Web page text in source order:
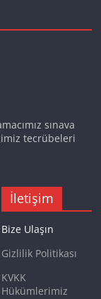
sınava
tecrübeleri
İletişim
Bize Ulaşın
Gizlilik Politikası
KVKK
Hükümlerimiz